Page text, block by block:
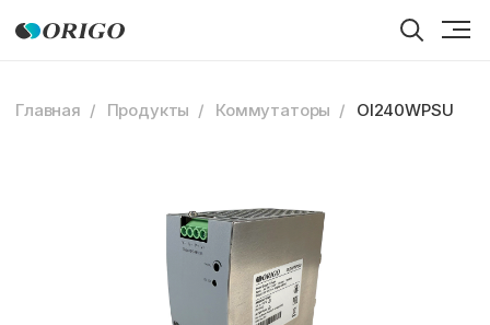
Главная Продукты Коммутаторы OI240WPSU